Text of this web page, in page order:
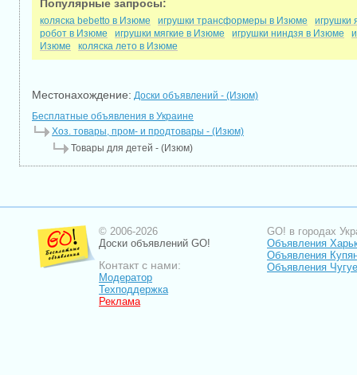
Популярные запросы:
коляска bebetto в Изюме игрушки трансформеры в Изюме
игрушки
робот в Изюме
игрушки мягкие в Изюме игрушки ниндзя в Изюме
Изюме
коляска лето в Изюме
Местонахождение: Доски объявлений - (Изюм)
Бесплатные объявления в Украине
Хоз. товары, пром- и продтовары - (Изюм)
Товары для детей - (Изюм)
© 2006-2026
Доски объявлений GO!
Контакт с нами:
Модератор
Техподдержка
Реклама
GO! в городах
Объявления
Объявления
Объявления